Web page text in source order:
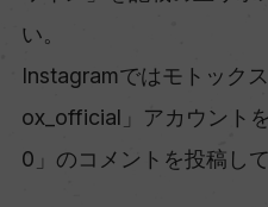
い。
Instagramではモトック
ox_official」アカウント
0」のコメントを投稿して